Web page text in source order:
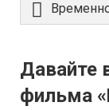
Давайте
фильма